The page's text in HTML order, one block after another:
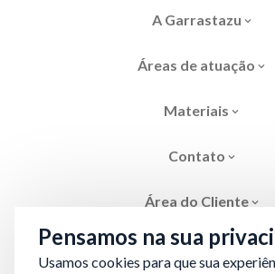
A Garrastazu
Áreas de atuação
Materiais
Contato
Área do Cliente
Pensamos na sua
Usamos cookies para que sua